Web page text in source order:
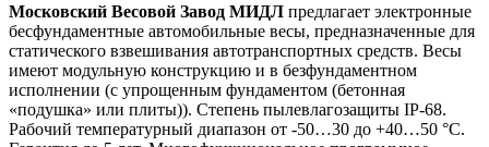
Московский Весовой Завод МИДЛ предлагает электронные
бесфундаментные автомобильные весы, предназначенные для
статического взвешивания автотранспортных средств. Весы
имеют модульную конструкцию и в безфундаментном
исполнении (с упрощенным фундаментом (бетонная
«подушка» или плиты)). Степень пылевлагозащиты IP-68.
Рабочий температурный диапазон от -50…30 до +40…50 °C.